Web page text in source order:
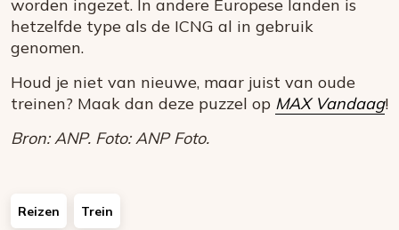
worden ingezet. In andere Europese landen is
hetzelfde type als de ICNG al in gebruik
genomen.
Houd je niet van nieuwe, maar juist van oude
treinen? Maak dan deze puzzel op MAX Vandaag!
Bron: ANP. Foto: ANP Foto.
Reizen Trein